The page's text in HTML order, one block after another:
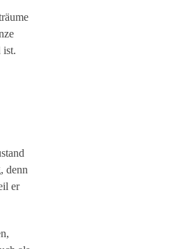
ist.
denn
er